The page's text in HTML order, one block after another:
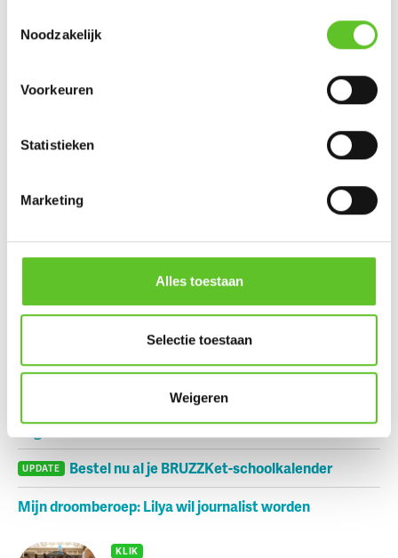
Noodzakelijk
Voorkeuren
Statistieken
Marketing
Alles toestaan
Selectie toestaan
Weigeren
Wordt niet publiek getoond
Nu op BRUZZ Ket
Ketportret: Amel verbreekt het wereldrecord mountain
Dagje Zuidfoor? Win een familiepakket vol bonnetjes
Zonsverduistering en een giga-springpark: tien tips voor
augustus
UPDATE
Bestel nu al je BRUZZKet-schoolkalender
Mijn droomberoep: Lilya wil journalist worden
KLIK